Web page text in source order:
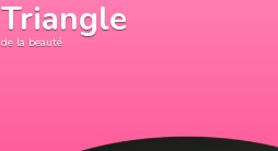
Triangle
de la beauté